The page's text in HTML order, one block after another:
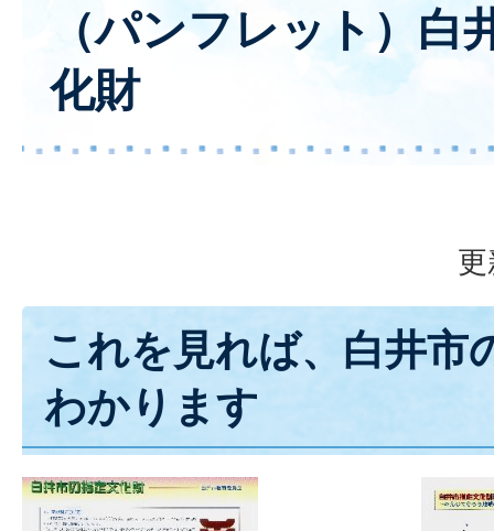
（パンフレット）白
化財
これを見れば、白井市
わかります